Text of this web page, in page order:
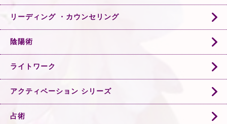
リーディング ・カウンセリング
陰陽術
ライトワーク
アクティベーション シリーズ
占術